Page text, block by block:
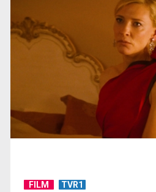
David Popovici atacă o
FILM TVR1